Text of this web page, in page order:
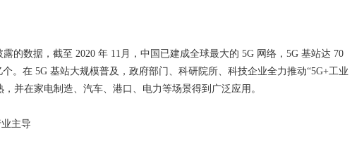
的数据，截至 2020 年 11月，中国已建成全球最大的 5G 网络，5G 基站达 70
。在 5G 基站大规模普及，政府部门、科研院所、科技企业全力推动“5G+工业
并在家电制造、汽车、港口、电力等场景得到广泛应用。
主导